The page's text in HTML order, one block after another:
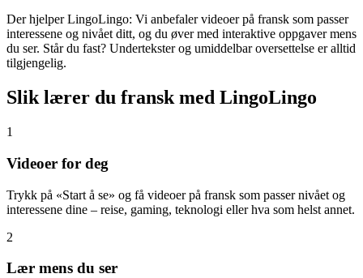
Der hjelper LingoLingo: Vi anbefaler videoer på fransk som passer
interessene og nivået ditt, og du øver med interaktive oppgaver mens
du ser. Står du fast? Undertekster og umiddelbar oversettelse er alltid
tilgjengelig.
Slik lærer du fransk med LingoLingo
1
Videoer for deg
Trykk på «Start å se» og få videoer på fransk som passer nivået og
interessene dine – reise, gaming, teknologi eller hva som helst annet.
2
Lær mens du ser